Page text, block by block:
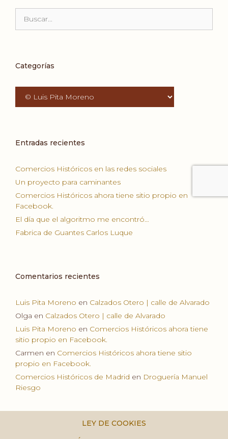
Categorías
Entradas recientes
Comercios Históricos en las redes sociales
Un proyecto para caminantes
Comercios Históricos ahora tiene sitio propio en
Facebook.
El día que el algoritmo me encontró…
Fabrica de Guantes Carlos Luque
Comentarios recientes
Luis Pita Moreno en Calzados Otero | calle de Alvarado
Olga en Calzados Otero | calle de Alvarado
Luis Pita Moreno en Comercios Históricos ahora tiene
sitio propio en Facebook.
Carmen en Comercios Históricos ahora tiene sitio
propio en Facebook.
Comercios Históricos de Madrid en Droguería Manuel
Riesgo
LEY DE COOKIES